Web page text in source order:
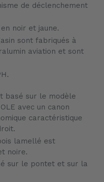
de déclenchement
noir et jaune.
sont fabriqués à
aviation et sont
basé sur le modèle
avec un canon
caractéristique
lamellé est
noire.
sur le pontet et sur la